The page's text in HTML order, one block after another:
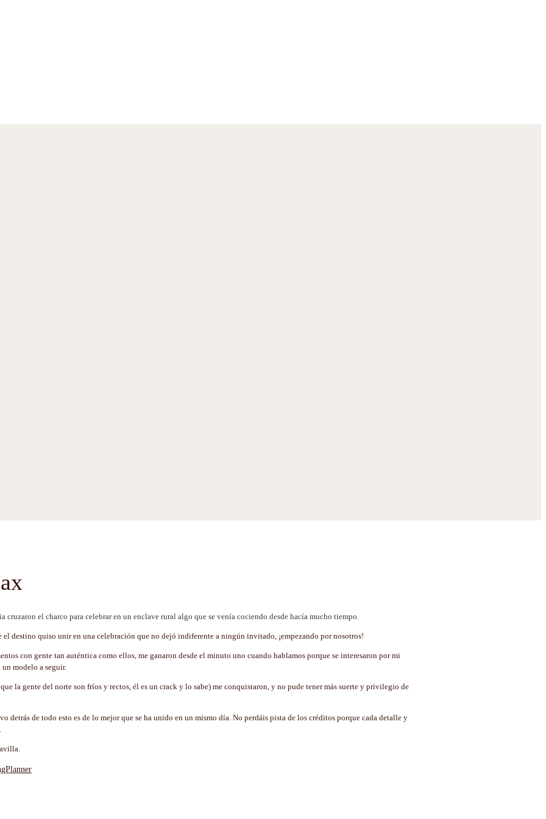
cruzaron el charco para celebrar en un enclave rural algo que se venía cociendo desde hacía mucho tiempo.
el destino quiso unir en una celebración que no dejó indiferente a ningún invitado, ¡empezando por nosotros!
con gente tan auténtica como ellos, me ganaron desde el minuto uno cuando hablamos porque se interesaron por mi
modelo a seguir.
la gente del norte son fríos y rectos, él es un crack y lo sabe) me conquistaron, y no pude tener más suerte y privilegio de
detrás de todo esto es de lo mejor que se ha unido en un mismo día. No perdáis pista de los créditos porque cada detalle y